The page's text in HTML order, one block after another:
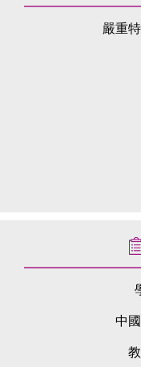
嚴重
中